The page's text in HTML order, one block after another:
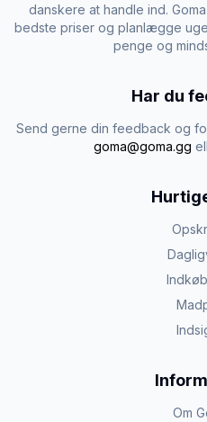
danskere at handle ind.
bedste priser og planlægge
penge og
Har du
Send gerne din feedback og
goma@goma.gg
Om